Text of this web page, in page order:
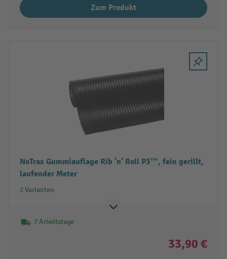
Zum Produkt
NoTrax Gummiauflage Rib ‘n’ Roll P3™, fein gerillt,
laufender Meter
2 Varianten
7 Arbeitstage
33,90 €